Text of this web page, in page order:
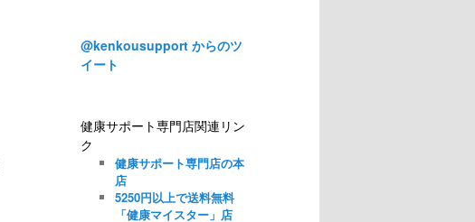
@kenkousupport からのツ
イート
健康サポート専門店関連リン
ク
健康サポート専門店の本
店
5250円以上で送料無料
「健康マイスター」店